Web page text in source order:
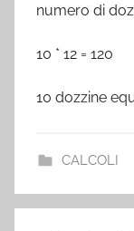
numero di
10 * 12 = 120
10 dozzine
CALCOLI